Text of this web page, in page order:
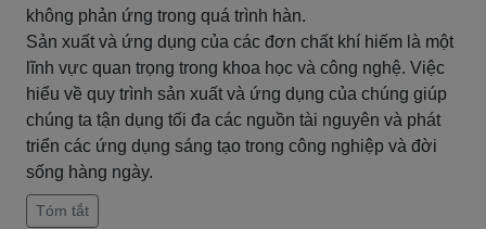
không phản ứng trong quá trình hàn.
Sản xuất và ứng dụng của các đơn chất khí hiếm là một
lĩnh vực quan trọng trong khoa học và công nghệ. Việc
hiểu về quy trình sản xuất và ứng dụng của chúng giúp
chúng ta tận dụng tối đa các nguồn tài nguyên và phát
triển các ứng dụng sáng tạo trong công nghiệp và đời
sống hàng ngày.
Tóm tắt